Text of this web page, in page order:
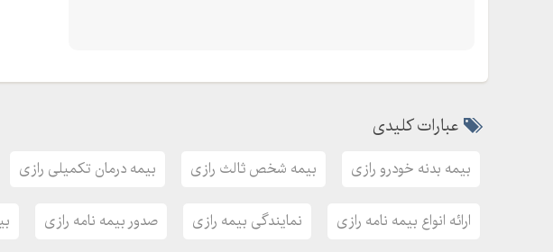
نواب -پاینتر از میدان جمهوری -نبش خ هاشمی-مجتمع تجاری سیمرغ-ط
کد نمایندگی:(())
مطهری نژاد
عبارات کلیدی
بیمه بدنه خودرو رازی بیمه شخص ثالث رازی بیمه درمان تکمیلی رازی
ارائه انواع بیمه نامه رازی نمایندگی بیمه رازی صدور بیمه نامه رازی